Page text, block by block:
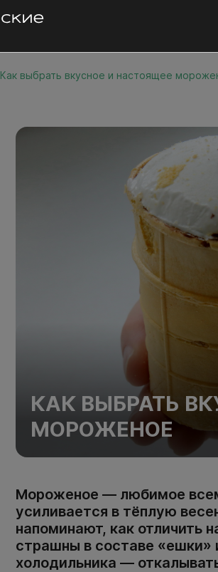
Как выбрать вкусное и настоящее
КАК ВЫБРАТЬ
МОРОЖЕНОЕ
Мороженое — любимое
усиливается в тёплую
напоминают, как отличить
страшны в составе «ешки»
холодильника —